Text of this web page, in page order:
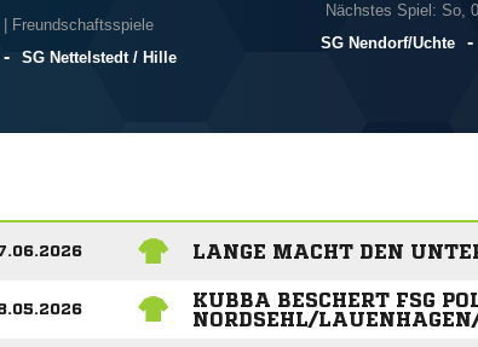
| Freundschaftsspiele
- SG Nettelstedt /​ Hille
Nächstes Spiel: So,
SG Nendorf/​Uchte
-
LANGE MACHT DEN
KUBBA BESCHERT FSG
NORDSEHL/